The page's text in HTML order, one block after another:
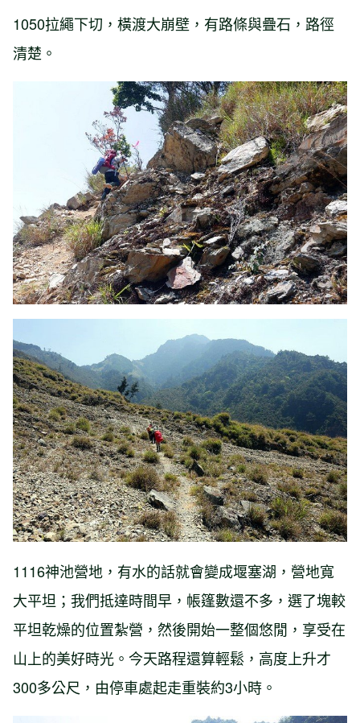
1050拉繩下切，橫渡大崩壁，有路條與疊石，路徑
清楚。
1116神池營地，有水的話就會變成堰塞湖，營地寬
大平坦；我們抵達時間早，帳篷數還不多，選了塊較
平坦乾燥的位置紮營，然後開始一整個悠閒，享受在
山上的美好時光。今天路程還算輕鬆，高度上升才
300多公尺，由停車處起走重裝約3小時。